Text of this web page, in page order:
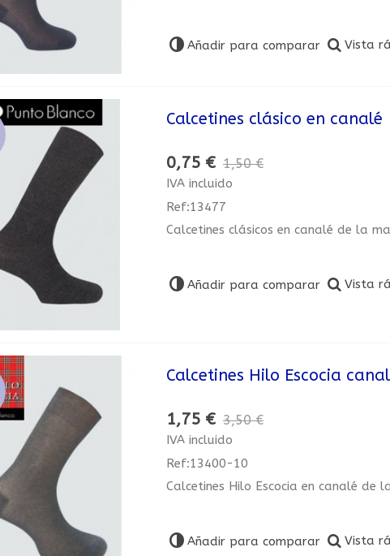
Añadir para comparar Vista
Calcetines clásico en canalé
0,75 € 1,50 €
IVA incluido
Ref:13477
Calcetines clásicos en canalé de la
Añadir para comparar Vista
Calcetines Hilo Escocia
1,75 € 3,50 €
IVA incluido
Ref:13400-10
Calcetines Hilo Escocia en canalé de
Añadir para comparar Vista